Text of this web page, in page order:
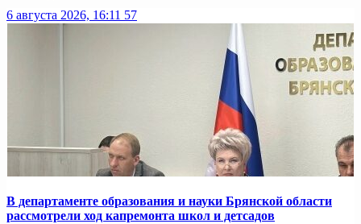
6 августа 2026, 16:11 57
В департаменте образования и науки Брянской области
рассмотрели ход капремонта школ и детсадов